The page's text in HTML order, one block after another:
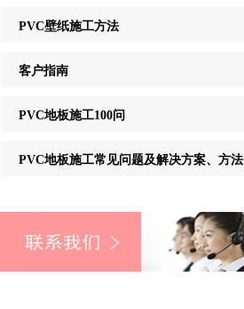
PVC壁纸施工方法
客户指南
PVC地板施工100问
PVC地板施工常见问题及解决方案、方法